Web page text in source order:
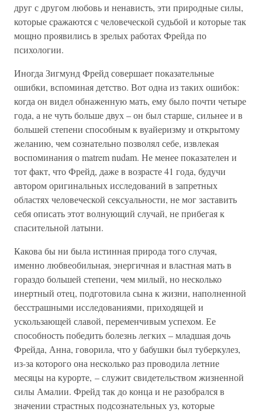
друг с другом любовь и ненависть, эти природные силы,
которые сражаются с человеческой судьбой и которые так
мощно проявились в зрелых работах Фрейда по
психологии.
Иногда Зигмунд Фрейд совершает показательные
ошибки, вспоминая детство. Вот одна из таких ошибок:
когда он видел обнаженную мать, ему было почти четыре
года, а не чуть больше двух – он был старше, сильнее и в
большей степени способным к вуайеризму и открытому
желанию, чем сознательно позволял себе, извлекая
воспоминания о matrem nudam. Не менее показателен и
тот факт, что Фрейд, даже в возрасте 41 года, будучи
автором оригинальных исследований в запретных
областях человеческой сексуальности, не мог заставить
себя описать этот волнующий случай, не прибегая к
спасительной латыни.
Какова бы ни была истинная природа того случая,
именно любвеобильная, энергичная и властная мать в
гораздо большей степени, чем милый, но несколько
инертный отец, подготовила сына к жизни, наполненной
бесстрашными исследованиями, приходящей и
ускользающей славой, переменчивым успехом. Ее
способность победить болезнь легких – младшая дочь
Фрейда, Анна, говорила, что у бабушки был туберкулез,
из-за которого она несколько раз проводила летние
месяцы на курорте, – служит свидетельством жизненной
силы Амалии. Фрейд так до конца и не разобрался в
значении страстных подсознательных уз, которые